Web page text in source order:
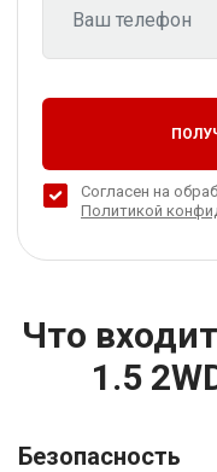
Согласен на
Политикой
Что
1.5
Безопасность